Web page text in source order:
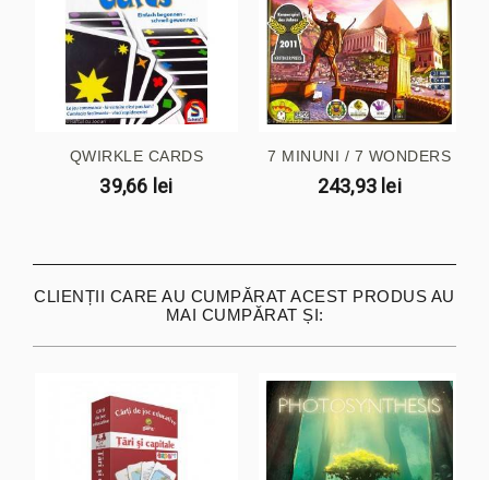
QWIRKLE CARDS
39,66 lei
7 MINUNI / 7 WONDERS
243,93 lei
CLIENȚII CARE AU CUMPĂRAT ACEST PRODUS AU
MAI CUMPĂRAT ȘI: